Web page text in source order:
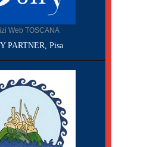
Web TOSCANA
PARTNER, Pisa